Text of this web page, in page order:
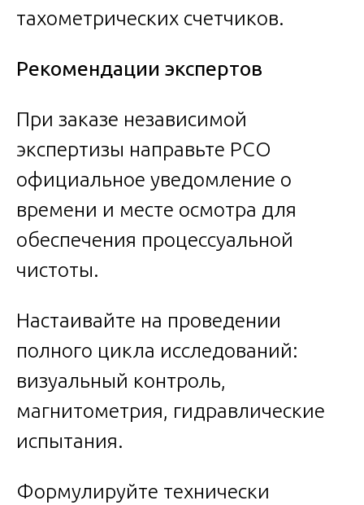
тахометрических счетчиков.
Рекомендации экспертов
При заказе независимой
экспертизы направьте РСО
официальное уведомление о
времени и месте осмотра для
обеспечения процессуальной
чистоты.
Настаивайте на проведении
полного цикла исследований:
визуальный контроль,
магнитометрия, гидравлические
испытания.
Формулируйте технически